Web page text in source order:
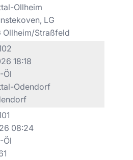
Ollheim
LG
Ollheim/Straßfeld
18:18
Öl
Odendorf
08:24
Öl